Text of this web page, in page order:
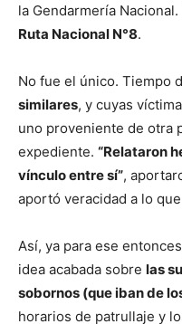
la Gendarmería
Ruta Nacional N°8.
No fue el único. Tiempo
similares, y cuyas
uno proveniente de otra
expediente. “Relataron
vínculo entre sí”,
aportó veracidad a lo
Así, ya para ese
idea acabada sobre las
sobornos (que iban de
horarios de patrullaje y